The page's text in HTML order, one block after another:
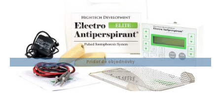
Pridať do objednávky